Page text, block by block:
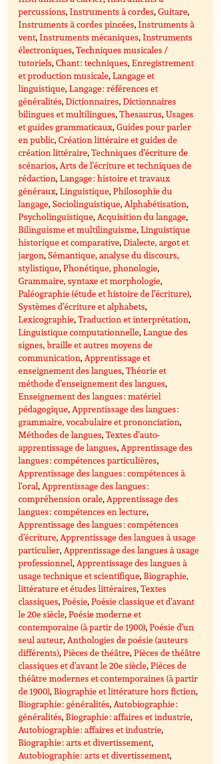
percussions, Instruments à cordes,Guitare,
Instruments à cordes pincées, Instruments à
vent, Instruments mécaniques, Instruments
électroniques,Techniques musicales /
tutoriels,Chant : techniques,Enregistrement
et production musicale,Langage et
linguistique,Langage : références et
généralités,Dictionnaires,Dictionnaires
bilingues et multilingues,Thesaurus,Usages
et guides grammaticaux,Guides pour parler
en public,Création littéraire et guides de
création littéraire,Techniques d’écriture de
scénarios,Arts de l’écriture et techniques de
rédaction,Langage : histoire et travaux
généraux,Linguistique,Philosophie du
langage, Sociolinguistique,Alphabétisation,
Psycholinguistique,Acquisition du langage,
Bilinguisme et multilinguisme,Linguistique
historique et comparative,Dialecte, argot et
jargon, Sémantique, analyse du discours,
stylistique,Phonétique, phonologie,
Grammaire, syntaxe et morphologie,
Paléographie (étude et histoire de l’écriture),
Systèmes d’écriture et alphabets,
Lexicographie,Traduction et interprétation,
Linguistique computationnelle,Langue des
signes, braille et autres moyens de
communication,Apprentissage et
enseignement des langues,Théorie et
méthode d’enseignement des langues,
Enseignement des langues : matériel
pédagogique,Apprentissage des langues :
grammaire, vocabulaire et prononciation,
Méthodes de langues,Textes d’auto-
apprentissage de langues,Apprentissage des
langues : compétences particulières,
Apprentissage des langues : compétences à
l’oral,Apprentissage des langues :
compréhension orale,Apprentissage des
langues : compétences en lecture,
Apprentissage des langues : compétences
d’écriture,Apprentissage des langues à usage
particulier,Apprentissage des langues à usage
professionnel,Apprentissage des langues à
usage technique et scientifique, Biographie,
littérature et études littéraires,Textes
classiques,Poésie,Poésie classique et d’avant
le 20e siècle,Poésie moderne et
contemporaine (à partir de 1900),Poésie d’un
seul auteur,Anthologies de poésie (auteurs
différents),Pièces de théâtre,Pièces de théâtre
classiques et d’avant le 20e siècle,Pièces de
théâtre modernes et contemporaines (à partir
de 1900), Biographie et littérature hors fiction,
Biographie : généralités,Autobiographie :
généralités, Biographie : affaires et industrie,
Autobiographie : affaires et industrie,
Biographie : arts et divertissement,
Autobiographie : arts et divertissement,